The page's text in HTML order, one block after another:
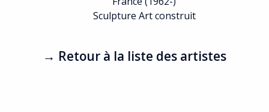
Sculpture Art construit
→ Retour à la liste des artistes